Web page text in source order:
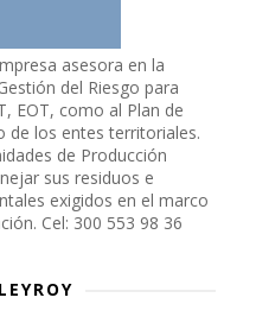
asesora en la
del Riesgo para
EOT, como al Plan de
de los entes territoriales.
de Producción
sus residuos e
exigidos en el marco
Cel: 300 553 98 36